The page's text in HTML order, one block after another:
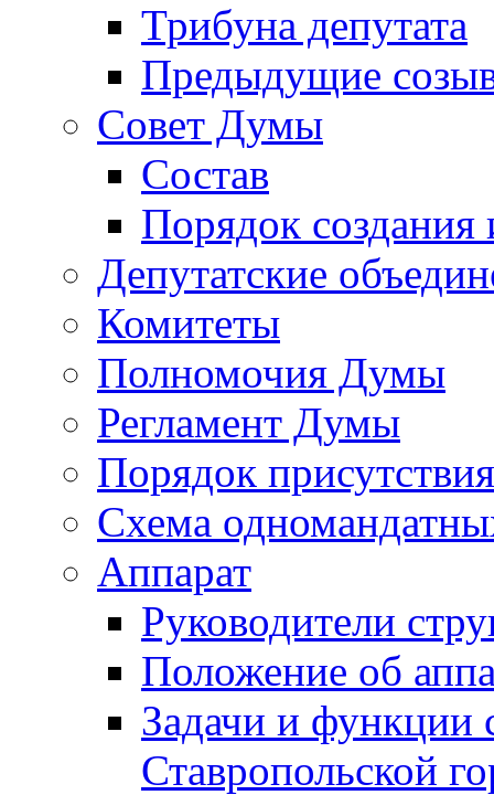
Трибуна депутата
Предыдущие
Совет Думы
Состав
Порядок создания
Депутатские
Комитеты
Полномочия Думы
Регламент Думы
Порядок
Схема
Аппарат
Руководители
Положение об
Задачи и функции
Ставропольской